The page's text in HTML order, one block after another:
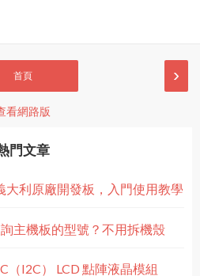
›
首頁
看網路版
門文章
大利原廠開發板，入門使用教學
主機板的型號？不用拆機殼
（I2C） LCD 點陣液晶模組